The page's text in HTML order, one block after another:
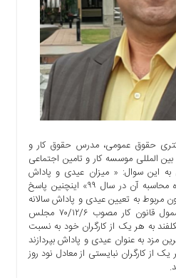
حقوق عمومی، مدرس حقوق کار و
المللی موسسه کار و تامین اجتماعی
به این سوال: « میزان عیدی و پاداش
کارگران مشمول قانون کار و نحوه محاسبه آن در سال ۹۹» اینچنین پاسخ
مربوط به تعیین عیدی و پاداش سالانه
کارگران شاغل در کارگاه های مشمول قانون کار مصوب ۷۰/۱۲/۶ مجلس
به هر یک از کارگران خود به نسبت
مزد به عنوان عیدی و پاداش بپردازند
از کارگران نبایستی از معادل نود روز